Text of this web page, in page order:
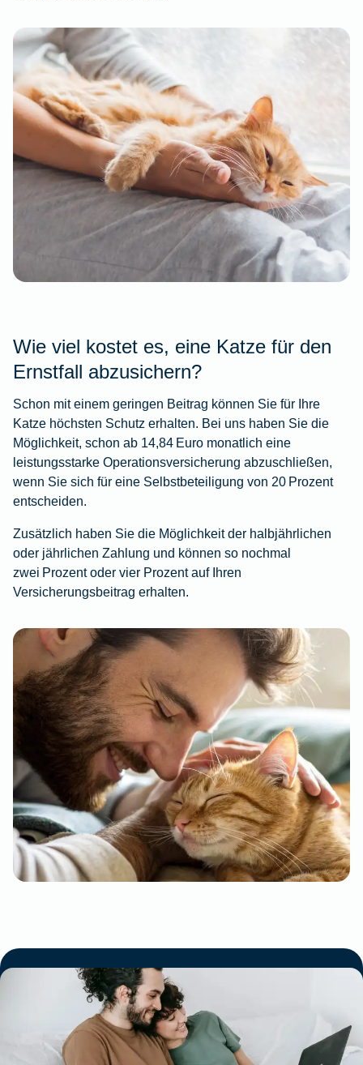
Wie viel kostet es, eine Katze für den
Ernstfall abzusichern?
Schon mit einem geringen Beitrag können Sie für Ihre
Katze höchsten Schutz erhalten. Bei uns haben Sie die
Möglichkeit, schon ab 14,84 Euro monatlich eine
leistungsstarke Operationsversicherung abzuschließen,
wenn Sie sich für eine Selbstbeteiligung von 20 Prozent
entscheiden.
Zusätzlich haben Sie die Möglichkeit der halbjährlichen
oder jährlichen Zahlung und können so nochmal
zwei Prozent oder vier Prozent auf Ihren
Versicherungsbeitrag erhalten.